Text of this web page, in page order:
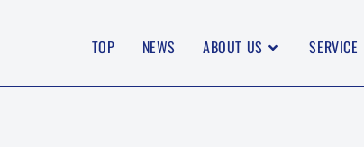
TOP NEWS ABOUT US SERVICE